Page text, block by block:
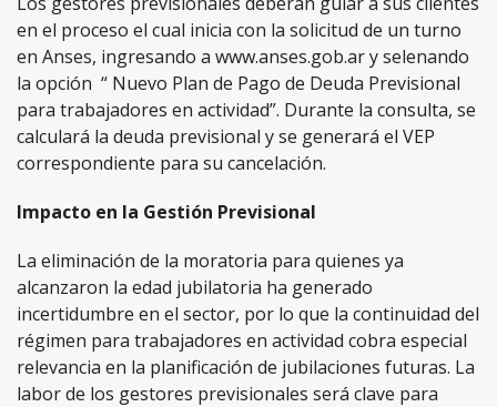
en el proceso el cual inicia con la solicitud de un turno
en Anses, ingresando a www.anses.gob.ar y selenando
la opción “ Nuevo Plan de Pago de Deuda Previsional
para trabajadores en actividad”. Durante la consulta, se
calculará la deuda previsional y se generará el VEP
correspondiente para su cancelación.
Impacto en la Gestión Previsional
La eliminación de la moratoria para quienes ya
alcanzaron la edad jubilatoria ha generado
incertidumbre en el sector, por lo que la continuidad del
régimen para trabajadores en actividad cobra especial
relevancia en la planificación de jubilaciones futuras. La
labor de los gestores previsionales será clave para